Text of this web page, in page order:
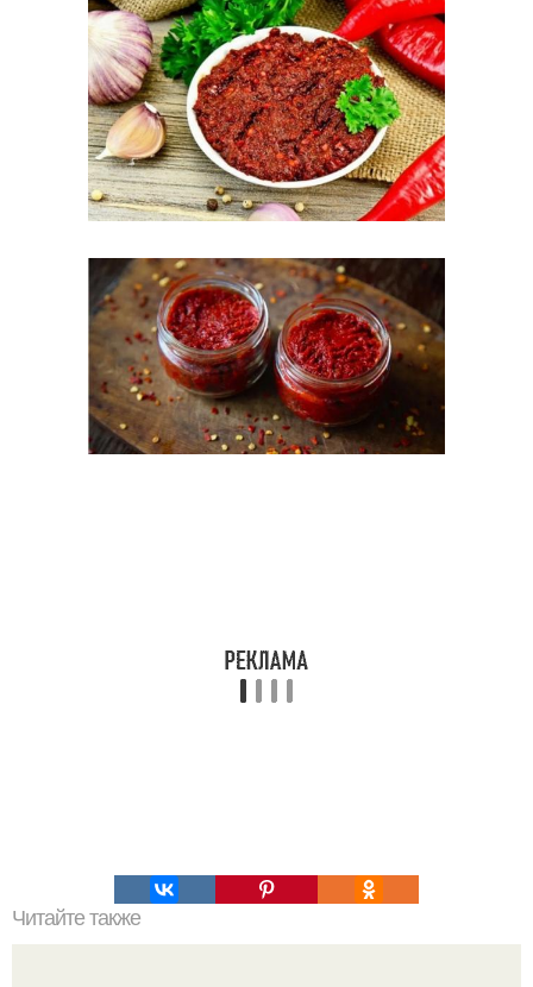
Читайте также